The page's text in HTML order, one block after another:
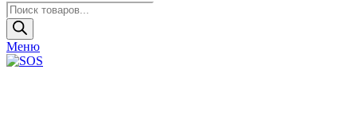
Поиск
товаров
Меню